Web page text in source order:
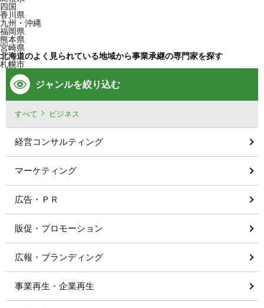
四国
香川県
九州・沖縄
福岡県
熊本県
宮崎県
北海道のよく見られている地域から事業承継の専門家を探す
札幌市
ジャンルを絞り込む
すべて ビジネス
経営コンサルティング
マーケティング
広告・ＰＲ
販促・プロモーション
広報・ブランディング
事業再生・企業再生